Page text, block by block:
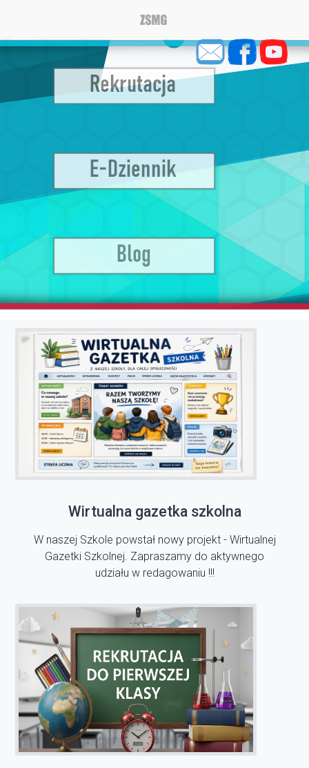
Wirtualna gazetka szkolna
W naszej Szkole powstał nowy projekt - Wirtualnej
Gazetki Szkolnej. Zapraszamy do aktywnego
udziału w redagowaniu !!!